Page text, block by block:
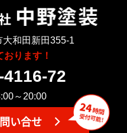
和田新田355-1
ります！
4116-72
～20:00
い合せ